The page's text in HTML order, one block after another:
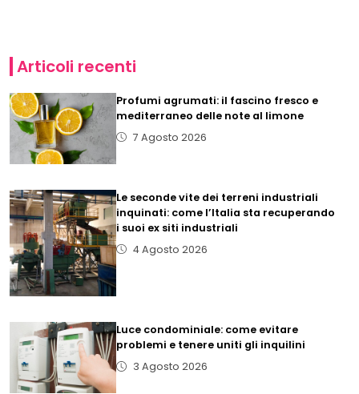
Articoli recenti
Profumi agrumati: il fascino fresco e
mediterraneo delle note al limone
7 Agosto 2026
Le seconde vite dei terreni industriali
inquinati: come l’Italia sta recuperando
i suoi ex siti industriali
4 Agosto 2026
Luce condominiale: come evitare
problemi e tenere uniti gli inquilini
3 Agosto 2026